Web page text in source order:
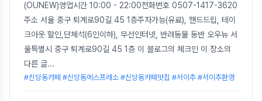
(OUNEW)영업시간 10:00 - 22:00전화번호 0507-1417-3620
주소 서울 중구 퇴계로90길 45 1층주차가능(유료), 핸드드립, 테이
크아웃 할인,단체석(6인이하), 무선인터넷, 반려동물 동반 오우뉴 서
울특별시 중구 퇴계로90길 45 1층 이 블로그의 체크인 이 장소의
다른 글...
#신당동카페 #신당동에스프레소 #신당동카페맛집 #서이추 #서이추환영